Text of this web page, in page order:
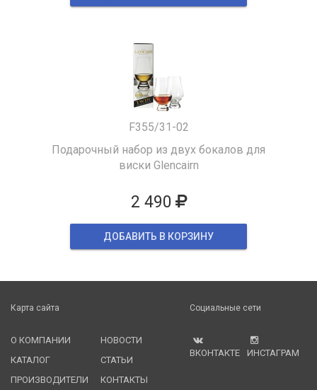
F355/31-02
Подарочный набор из двух бокалов для
виски Glencairn
2 490
ДОБАВИТЬ В КОРЗИНУ
Карта сайта
О КОМПАНИИ
КАТАЛОГ
ПРОИЗВОДИТЕЛИ
НОВОСТИ
СТАТЬИ
КОНТАКТЫ
Социальные сети
ВКОНТАКТЕ ИНСТАГРАМ